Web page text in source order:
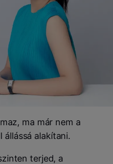
ma már nem a
alakítani.
terjed, a